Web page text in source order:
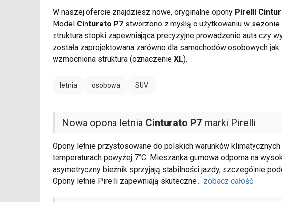
W naszej ofercie znajdziesz nowe, oryginalne opony Pirelli
Model Cinturato P7 stworzono z myślą o użytkowaniu w sezonie
struktura stopki zapewniająca precyzyjne prowadzenie auta czy
została zaprojektowana zarówno dla samochodów osobowych
wzmocniona struktura (oznaczenie XL).
letnia osobowa SUV
Nowa opona letnia Cinturato P7 marki Pirelli
Opony letnie przystosowane do polskich warunków
temperaturach powyżej 7°C. Mieszanka gumowa odporna na
asymetryczny bieżnik sprzyjają stabilności jazdy, szczególnie
Opony letnie Pirelli zapewniają skuteczne... zobacz całość